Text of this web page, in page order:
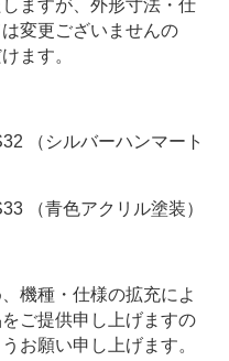
ますが、外形寸法・仕
変更ございませんの
ます。
（シルバーハンマート
（青色アクリル塗装）
機種・仕様の拡充によ
ご提供申し上げますの
お願い申し上げます。